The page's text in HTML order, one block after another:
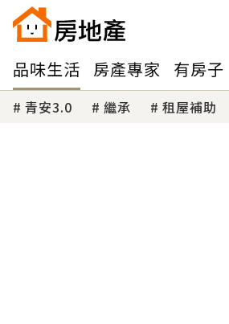
品味生活 房產專家 有房子
青安3.0 繼承 租屋補助